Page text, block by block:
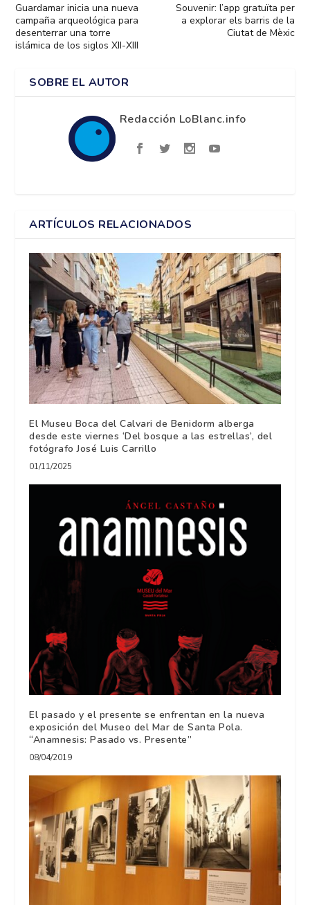
Guardamar inicia una nueva
campaña arqueológica para
desenterrar una torre
islámica de los siglos XII-XIII
Souvenir: l’app gratuïta per
a explorar els barris de la
Ciutat de Mèxic
SOBRE EL AUTOR
Redacción LoBlanc.info
ARTÍCULOS RELACIONADOS
El Museu Boca del Calvari de Benidorm alberga
desde este viernes ‘Del bosque a las estrellas’, del
fotógrafo José Luis Carrillo
01/11/2025
El pasado y el presente se enfrentan en la nueva
exposición del Museo del Mar de Santa Pola.
“Anamnesis: Pasado vs. Presente”
08/04/2019